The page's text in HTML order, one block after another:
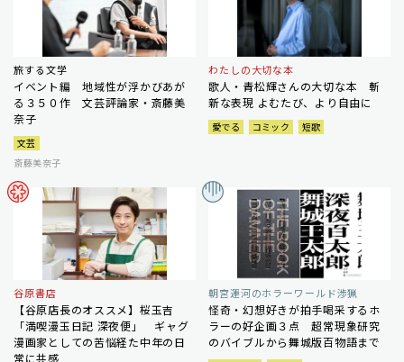
旅する文学
イベント編 地域性が浮かびあが
る３５０作 文芸評論家・斎藤美
奈子
文芸
斎藤美奈子
わたしの大切な本
歌人・青松輝さんの大切な本 斬
新な表現 よむたび、より自由に
愛でる コミック 短歌
谷原書店
【谷原店長のオススメ】桜玉吉
「満喫漫玉日記 深夜便」 ギャグ
漫画家としての苦悩経た中年の日
常に共感
朝宮運河のホラーワールド渉猟
怪奇・幻想好きが拍手喝采するホ
ラーの好企画３点 超常現象研究
のバイブルから舞城版百物語まで